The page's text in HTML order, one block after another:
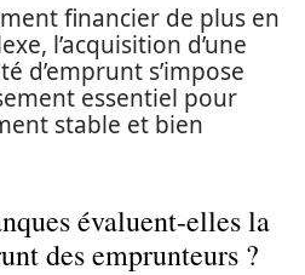
financier de plus en
l’acquisition d’une
d’emprunt s’impose
essentiel pour
stable et bien
évaluent-elles la
des emprunteurs ?